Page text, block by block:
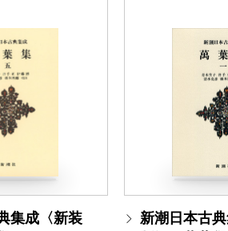
集成〈新装
新潮日本古